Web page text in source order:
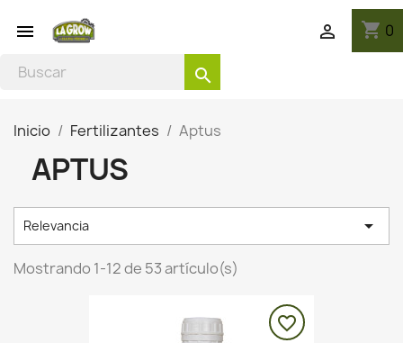
 shopping_cart 0

search
Inicio Fertilizantes Aptus
APTUS
Relevancia 
Mostrando 1-12 de 53 artículo(s)
favorite_border